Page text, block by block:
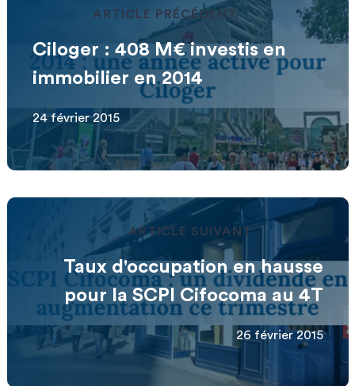
ARTICLE PRÉCÉDENT
Ciloger : 408 M€ investis en
immobilier en 2014
24 février 2015
ARTICLE SUIVANT
Taux d'occupation en hausse
pour la SCPI Cifocoma au 4T
26 février 2015